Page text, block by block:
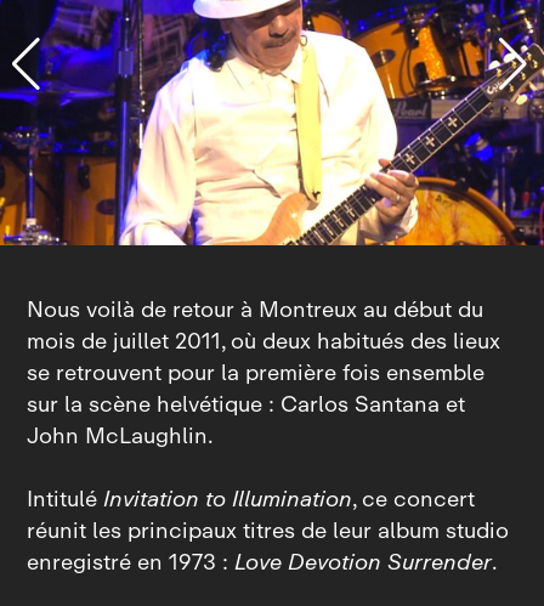
Nous voilà de retour à Montreux au début du
mois de juillet 2011, où deux habitués des lieux
se retrouvent pour la première fois ensemble
sur la scène helvétique : Carlos Santana et
John McLaughlin.
IntituléInvitation to Illumination, ce concert
réunit les principaux titres de leur album studio
enregistré en 1973 :Love Devotion Surrender.